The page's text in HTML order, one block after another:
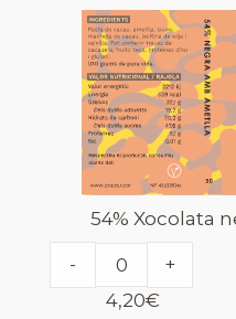
54% Xocolata
-
+
4,20€